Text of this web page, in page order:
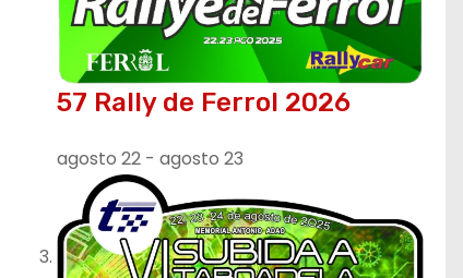
57 Rally de Ferrol 2026
agosto 22 - agosto 23